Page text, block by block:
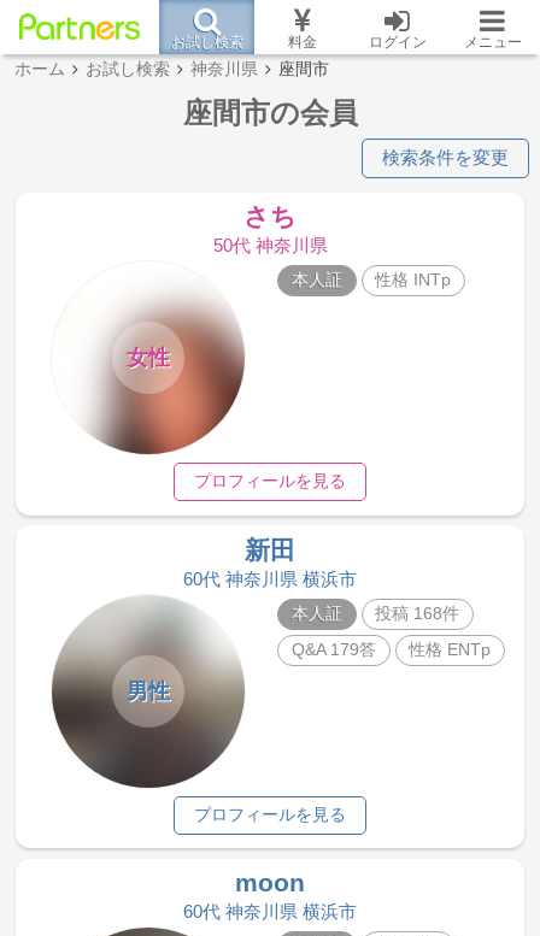
お試し検索 料金 ログイン メニュー
ホーム お試し検索 神奈川県 座間市
座間市の会員
検索条件を変更
さち
50代 神奈川県
女性
本人証 性格 INTp
プロフィールを見る
新田
60代 神奈川県 横浜市
男性
本人証
投稿 168件
Q&A 179答
性格 ENTp
プロフィールを見る
moon
60代 神奈川県 横浜市